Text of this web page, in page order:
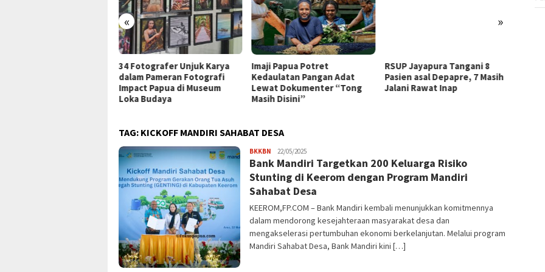
« »
34 Fotografer Unjuk Karya
dalam Pameran Fotografi
Impact Papua di Museum
Loka Budaya
Imaji Papua Potret
Kedaulatan Pangan Adat
Lewat Dokumenter “Tong
Masih Disini”
RSUP Jayapura Tangani 8
Pasien asal Depapre, 7 Masih
Jalani Rawat Inap
TAG: KICKOFF MANDIRI SAHABAT DESA
BKKBN JPatading
22/05/2025
Bank Mandiri Targetkan 200 Keluarga Risiko
Stunting di Keerom dengan Program Mandiri
Sahabat Desa
KEEROM,FP.COM – Bank Mandiri kembali menunjukkan komitmennya
dalam mendorong kesejahteraan masyarakat desa dan
mengakselerasi pertumbuhan ekonomi berkelanjutan. Melalui program
Mandiri Sahabat Desa, Bank Mandiri kini […]